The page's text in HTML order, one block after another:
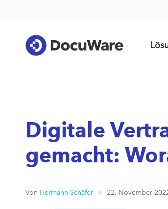
Digitale
gemacht:
Von Hermann Schäfer 22. November